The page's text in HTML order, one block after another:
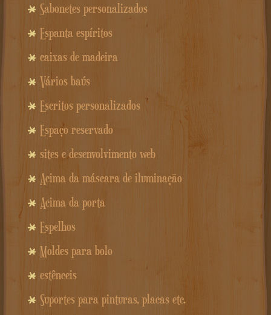
Sabonetes personalizados
Espanta espíritos
caixas de madeira
Vários baús
Escritos personalizados
Espaço reservado
sites e desenvolvimento web
Acima da máscara de iluminação
Acima da porta
Espelhos
Moldes para bolo
estênceis
Suportes para pinturas, placas etc.